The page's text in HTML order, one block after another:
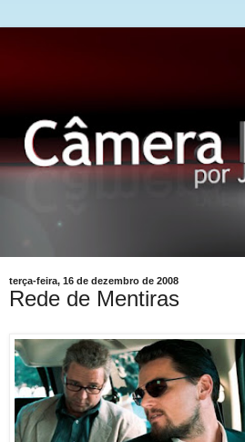
terça-feira, 16 de dezembro de 2008
Rede de Mentiras